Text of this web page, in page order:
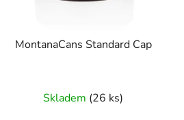
MontanaCans Standard Cap
Skladem (26 ks)